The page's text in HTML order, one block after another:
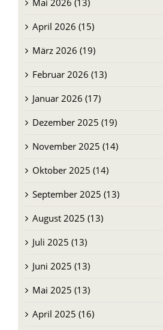
März 2026 (19)
Februar 2026 (13)
Januar 2026 (17)
Dezember 2025 (19)
November 2025 (14)
Oktober 2025 (14)
September 2025 (13)
August 2025 (13)
Juli 2025 (13)
Juni 2025 (13)
Mai 2025 (13)
April 2025 (16)
März 2025 (13)